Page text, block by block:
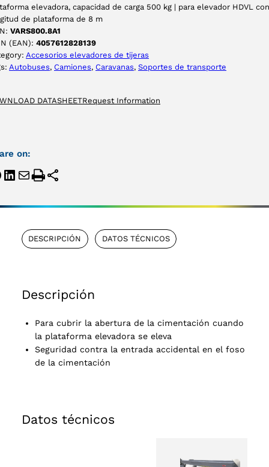
elevadora, capacidad de carga 500 kg | para elevador HDVL con
de plataforma de 8 m
VARS800.8A1
(EAN): 4057612828139
Accesorios elevadores de tijeras
Autobuses, Camiones, Caravanas, Soportes de transporte
DATASHEETRequest Information
on:
DESCRIPCIÓN DATOS TÉCNICOS
Descripción
Para cubrir la abertura de la cimentación cuando
la plataforma elevadora se eleva
Seguridad contra la entrada accidental en el foso
de la cimentación
Datos técnicos